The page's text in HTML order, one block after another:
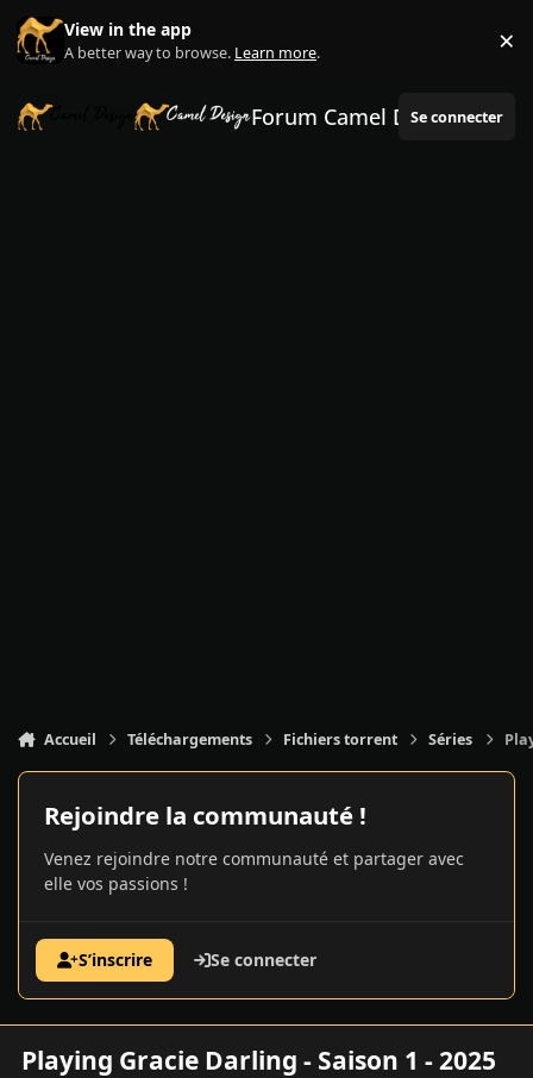
Aller au contenu
View in the app
A better way to browse. Learn more. ×
Forum Camel Design
Se connecter
Accueil Téléchargements Fichiers torrent Séries
Rejoindre la communauté !
Venez rejoindre notre communauté et partager avec
elle vos passions !
S’inscrire Se connecter
Playing Gracie Darling - Saison 1 - 2025